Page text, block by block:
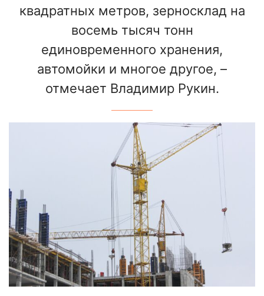
квадратных метров, зерносклад на
восемь тысяч тонн
единовременного хранения,
автомойки и многое другое, –
отмечает Владимир Рукин.